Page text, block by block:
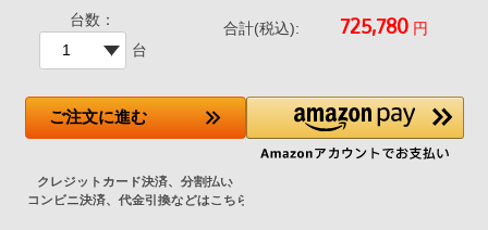
・アドレサブルRGB120mmファン×4付属 / 前面 USB 2ポート
(USB 3 Type-A x2ポート)
・360mmまでの水冷クーラーラジエータに対応しています。
台数：
台
合計(税込): 円
ご注文に進む